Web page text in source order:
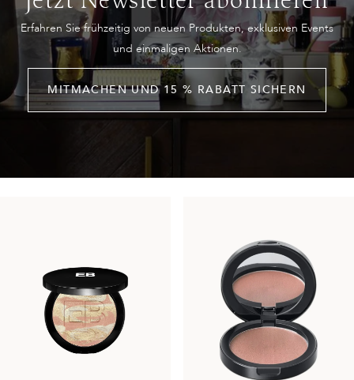
Erfahren Sie frühzeitig von neuen Produkten, exklusiven Events
und einmaligen Aktionen.
MITMACHEN UND 15 % RABATT SICHERN